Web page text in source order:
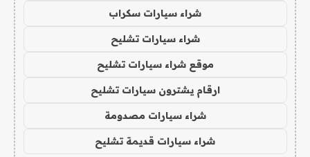
شراء سيارات سكراب
شراء سيارات تشليح
موقع شراء سيارات تشليح
ارقام يشترون سيارات تشليح
شراء سيارات مصدومة
شراء سيارات قديمة تشليح